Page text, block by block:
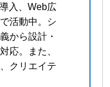
入、Web広
活動中。シ
から設計・
応。また、
クリエイテ